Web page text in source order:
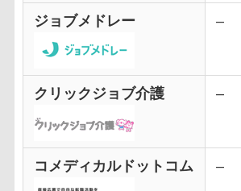
ジョブメドレー –
クリックジョブ介護 –
コメディカルドットコム –